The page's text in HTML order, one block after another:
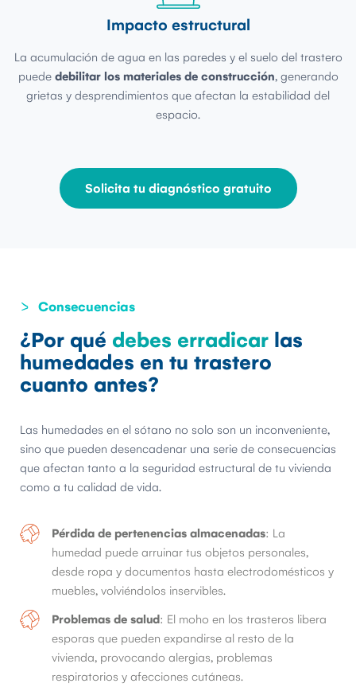
Impacto estructural
La acumulación de agua en las paredes y el suelo del trastero
puede debilitar los materiales de construcción, generando
grietas y desprendimientos que afectan la estabilidad del
espacio.
Solicita tu diagnóstico gratuito
Consecuencias
¿Por qué debes erradicar las
humedades en tu trastero
cuanto antes?
Las humedades en el sótano no solo son un inconveniente,
sino que pueden desencadenar una serie de consecuencias
que afectan tanto a la seguridad estructural de tu vivienda
como a tu calidad de vida.
Pérdida de pertenencias almacenadas: La
humedad puede arruinar tus objetos personales,
desde ropa y documentos hasta electrodomésticos y
muebles, volviéndolos inservibles.
Problemas de salud: El moho en los trasteros libera
esporas que pueden expandirse al resto de la
vivienda, provocando alergias, problemas
respiratorios y afecciones cutáneas.